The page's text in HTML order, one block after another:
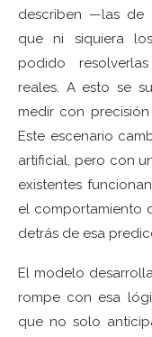
describen —las de
que ni siquiera
podido
reales. A esto se
medir con
Este escenario
artificial, pero con
existentes
el comportamiento
detrás de esa
El modelo
rompe con esa
que no solo